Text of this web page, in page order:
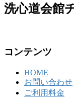
洗心道会館
コンテンツ
HOME
お問い合わせ
ご利用料金